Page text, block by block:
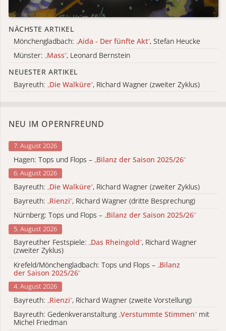
NÄCHSTE ARTIKEL
Mönchengladbach: „Aida - Der fünfte Akt“, Stefan Heucke
Münster: „Mass“, Leonard Bernstein
NEUESTER ARTIKEL
Bayreuth: „Die Walküre“, Richard Wagner (zweiter Zyklus)
NEU IM OPERNFREUND
7. August 2026
Hagen: Tops und Flops – „Bilanz der Saison 2025/26“
6. August 2026
Bayreuth: „Die Walküre“, Richard Wagner (zweiter Zyklus)
Bayreuth: „Rienzi“, Richard Wagner (dritte Besprechung)
Nürnberg: Tops und Flops – „Bilanz der Saison 2025/26“
5. August 2026
Bayreuther Festspiele: „Das Rheingold“, Richard Wagner
(zweiter Zyklus)
Krefeld/Mönchengladbach: Tops und Flops – „Bilanz
der Saison 2025/26“
4. August 2026
Bayreuth: „Rienzi“, Richard Wagner (zweite Vorstellung)
Bayreuth: Gedenkveranstaltung „Verstummte Stimmen“ mit
Michel Friedman